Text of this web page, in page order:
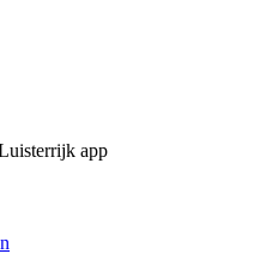
app